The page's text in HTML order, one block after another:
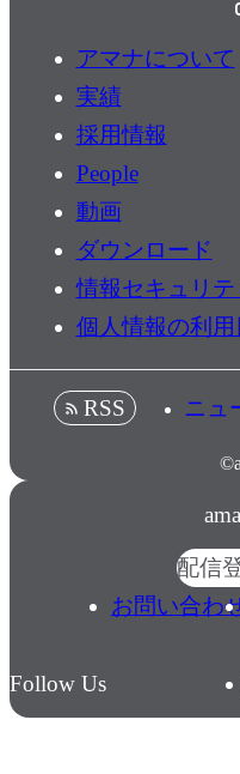
アマナについて
実績
採用情報
People
動画
ダウンロード
情報セキュリテ
個人情報の利用
RSS ニュ
配信
お問い合わ
Follow Us